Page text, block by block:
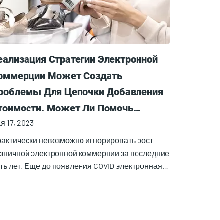
Стратегии Электронной
Может Создать
Для Цепочки Добавления
Может Ли Помочь
RFID?
17, 2023
невозможно игнорировать рост
электронной коммерции за последние
лет. Еще до появления COVID электронная…